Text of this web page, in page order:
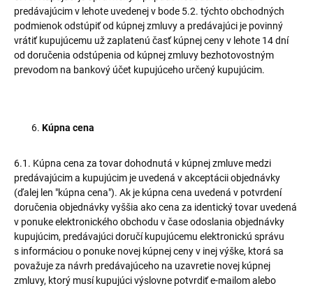
predávajúcim v lehote uvedenej v bode 5.2. týchto obchodných
podmienok odstúpiť od kúpnej zmluvy a predávajúci je povinný
vrátiť kupujúcemu už zaplatenú časť kúpnej ceny v lehote 14 dní
od doručenia odstúpenia od kúpnej zmluvy bezhotovostným
prevodom na bankový účet kupujúceho určený kupujúcim.
Kúpna cena
6.1. Kúpna cena za tovar dohodnutá v kúpnej zmluve medzi
predávajúcim a kupujúcim je uvedená v akceptácii objednávky
(ďalej len "kúpna cena"). Ak je kúpna cena uvedená v potvrdení
doručenia objednávky vyššia ako cena za identický tovar uvedená
v ponuke elektronického obchodu v čase odoslania objednávky
kupujúcim, predávajúci doručí kupujúcemu elektronickú správu
s informáciou o ponuke novej kúpnej ceny v inej výške, ktorá sa
považuje za návrh predávajúceho na uzavretie novej kúpnej
zmluvy, ktorý musí kupujúci výslovne potvrdiť e-mailom alebo